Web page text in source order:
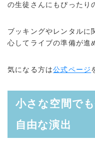
の生徒さんにもぴったり
ブッキングやレンタルに
心してライブの準備が進
気になる方は公式ページ
小さな空間で
自由な演出